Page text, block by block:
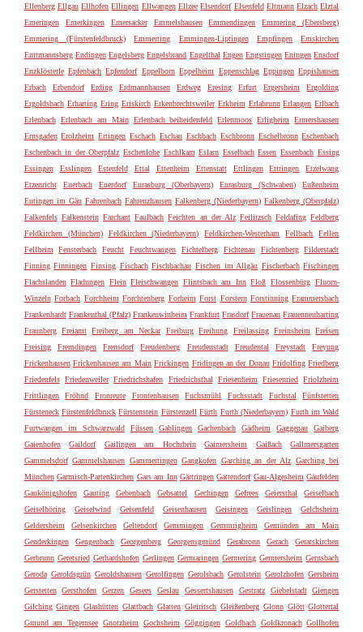
Ellenberg Ellgau Ellhofen Ellingen Ellwangen Ellzee Elsendorf Elsenfeld Eltmann Elzach Elztal
Emeringen
Emerkingen Emersacker Emmelshausen Emmendingen
Emmering (Ebersberg)
Emmering (Fürstenfeldbruck)
Emmerting Emmingen-Liptingen Empfingen
Emskirchen
Emtmannsberg Endingen Engelsberg Engelsbrand Engelthal Engen Engstingen Eningen Ensdorf
Enzklösterle Epfenbach Epfendorf Eppelborn Eppelheim Eppenschlag Eppingen Eppishausen
Erbach
Erbendorf Erding Erdmannhausen Erdweg Eresing Erfurt Ergersheim
Ergolding
Ergoldsbach Erharting Ering Eriskirch Erkenbrechtsweiler Erkheim Erlabrunn Erlangen Erlbach
Erlenbach Erlenbach am Main Erlenbach beiheidenfeld Erlenmoos Erligheim
Ermershausen
Ernsgaden Erolzheim Ertingen Eschach Eschau Eschbach Eschbronn Eschelbronn Eschenbach
Eschenbach in der Oberpfalz Eschenlohe Eschlkam Eslarn Esselbach Essen Essenbach Essing
Essingen
Esslingen Estenfeld Ettal Ettenheim Ettenstatt Ettlingen Ettringen
Etzelwang
Etzenricht
Euerbach Euerdorf Eurasburg (Oberbayern) Eurasburg (Schwaben)
Eußenheim
Eutingen im Gäu Fahrenbach Fahrenzhausen Falkenberg (Niederbayern) Falkenberg (Oberpfalz)
Falkenfels Falkenstein Farchant Faulbach Feichten an der Alz Feilitzsch Feldafing Feldberg
Feldkirchen (München)
Feldkirchen (Niederbayern) Feldkirchen-Westerham Fellbach
Fellen
Fellheim
Fensterbach Feucht Feuchtwangen Fichtelberg Fichtenau Fichtenberg
Filderstadt
Finning Finningen Finsing Fischach Fischbachau Fischen im Allgäu Fischerbach Fischingen
Flachslanden Fladungen Flein Fleischwangen Flintsbach am Inn Floß Flossenbürg Fluorn-
Winzeln Forbach Forchheim Forchtenberg Forheim Forst Forstern Forstinning Frammersbach
Frankenhardt Frankenthal (Pfalz) Frankenwinheim Frankfurt Frasdorf Frauenau Frauenneuharting
Fraunberg Freiamt Freiberg am Neckar Freiburg Freihung Freilassing Freinsheim
Freisen
Freising
Fremdingen Frensdorf Freudenberg Freudenstadt Freudental Freystadt
Freyung
Frickenhausen Frickenhausen am Main Frickingen Fridingen an der Donau Fridolfing Friedberg
Friedenfels Friedenweiler Friedrichshafen Friedrichsthal Friesenheim Friesenried Friolzheim
Frittlingen
Fröhnd Fronreute Frontenhausen Fuchsmühl Fuchsstadt Fuchstal
Fünfstetten
Fürsteneck Fürstenfeldbruck Fürstenstein Fürstenzell Fürth Furth (Niederbayern) Furth im Wald
Furtwangen im Schwarzwald
Füssen Gablingen Gachenbach Gädheim Gaggenau
Gaiberg
Gaienhofen
Gaildorf Gailingen am Hochrhein Gaimersheim Gaißach
Gallmersgarten
Gammelsdorf Gammelshausen Gammertingen Gangkofen Garching an der Alz Garching bei
München Garmisch-Partenkirchen Gars am Inn Gärtringen Gattendorf Gau-Algesheim Gäufelden
Gaukönigshofen
Gauting Gebenbach Gebsattel Gechingen Gefrees Geiersthal
Geiselbach
Geiselhöring
Geiselwind Geisenfeld Geisenhausen Geisingen Geislingen
Gelchsheim
Geldersheim
Gelsenkirchen Geltendorf Gemmingen Gemmrigheim
Gemünden am Main
Genderkingen
Gengenbach Georgenberg Georgensgmünd Gerabronn Gerach
Geratskirchen
Gerbrunn Geretsried Gerhardshofen Gerlingen Germaringen Germering Germersheim Gernsbach
Geroda Geroldsgrün Geroldshausen Gerolfingen Gerolsbach Gerolstein Gerolzhofen Gersheim
Gerstetten
Gersthofen Gerzen Gesees Geslau Gessertshausen Gestratz Giebelstadt
Giengen
Gilching Gingen Glashütten Glattbach Glatten Gleiritsch Gleißenberg Glonn Glött Glottertal
Gmund am Tegernsee Gnotzheim Gochsheim Göggingen Goldbach Goldkronach Gollhofen